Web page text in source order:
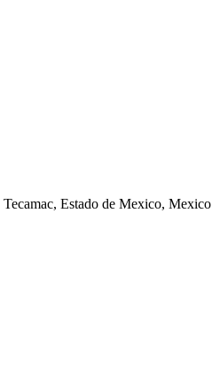
Estado de Mexico, Mexico